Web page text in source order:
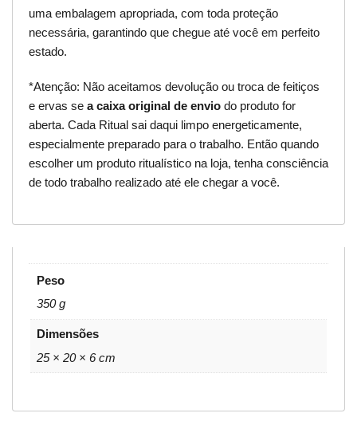
uma embalagem apropriada, com toda proteção
necessária, garantindo que chegue até você em perfeito
estado.
*Atenção: Não aceitamos devolução ou troca de feitiços
e ervas se a caixa original de envio do produto for
aberta. Cada Ritual sai daqui limpo energeticamente,
especialmente preparado para o trabalho. Então quando
escolher um produto ritualístico na loja, tenha consciência
de todo trabalho realizado até ele chegar a você.
Peso
350 g
Dimensões
25 × 20 × 6 cm